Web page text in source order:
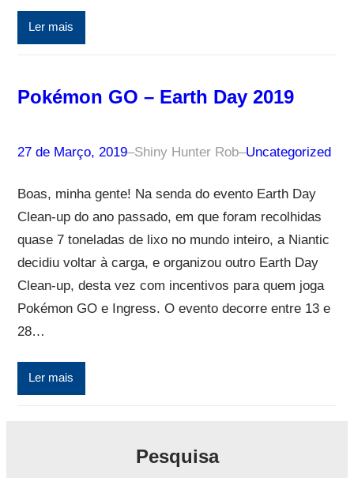
Ler mais
Pokémon GO – Earth Day 2019
27 de Março, 2019–Shiny Hunter Rob–Uncategorized
Boas, minha gente! Na senda do evento Earth Day
Clean-up do ano passado, em que foram recolhidas
quase 7 toneladas de lixo no mundo inteiro, a Niantic
decidiu voltar à carga, e organizou outro Earth Day
Clean-up, desta vez com incentivos para quem joga
Pokémon GO e Ingress. O evento decorre entre 13 e
28…
Ler mais
Pesquisa